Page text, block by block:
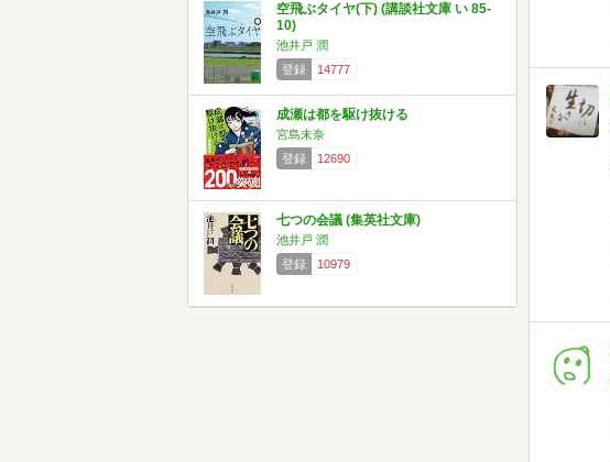
空飛ぶタイヤ(下) (講談社文庫 い 85-
10)
池井戸 潤
登録
14777
成瀬は都を駆け抜ける
宮島未奈
登録
12690
七つの会議 (集英社文庫)
池井戸 潤
登録
10979